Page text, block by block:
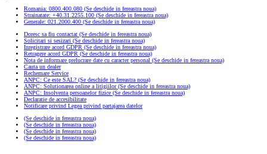
Romania: 0800.400.080 (Se deschide in fereastra noua)
Strainatate: +40.31.2255.100 (Se deschide in fereastra noua)
Generale: 021.2000.400 (Se deschide in fereastra noua)
Doresc sa fiu contactat (Se deschide in fereastra noua)
Solicitari si sesizari (Se deschide in fereastra noua)
Inregistrare acord GDPR (Se deschide in fereastra noua)
Retragere acord GDPR (Se deschide in fereastra noua)
Nota de informare prelucrare date cu caracter personal (Se deschide in fereastra noua)
Cauta un dealer
Rechemare Service
ANPC: Ce este SAL? (Se deschide in fereastra noua)
ANPC: Solutionarea online a litigiilor(Se deschide in fereastra noua)
ANPC: Insolventa persoanelor fizice (Se deschide in fereastra noua)
Declaratie de accesibilitate
Notificare privind Legea privind partajarea datelor
(Se deschide in fereastra noua)
(Se deschide in fereastra noua)
(Se deschide in fereastra noua)
(Se deschide in fereastra noua)